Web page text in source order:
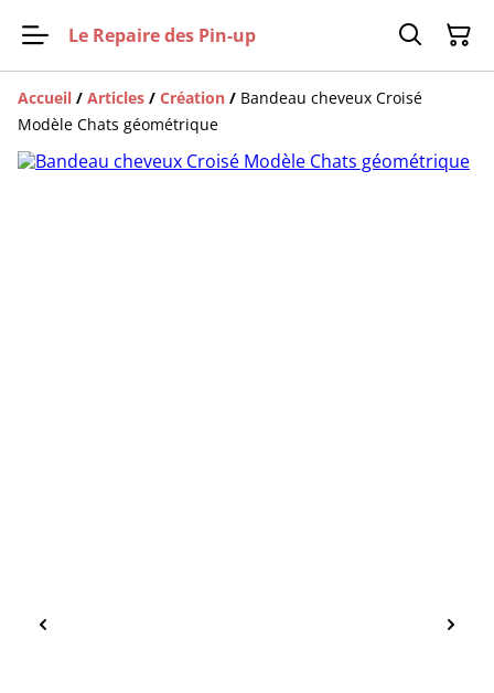
Le Repaire des Pin-up
Accueil / Articles / Création / Bandeau cheveux Croisé
Modèle Chats géométrique